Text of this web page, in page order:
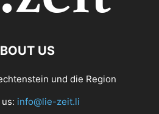
US
und die Region
info@lie-zeit.li